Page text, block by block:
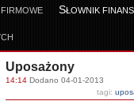
SŁOWNIK
Uposażony
14:14 Dodano 04-01-2013
tagi: